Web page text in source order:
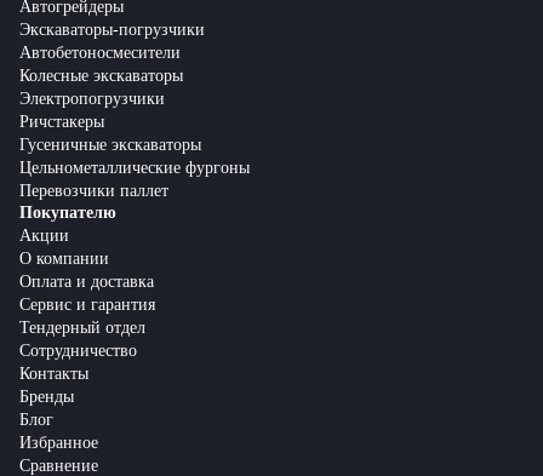
Автогрейдеры
Экскаваторы-погрузчики
Автобетоносмесители
Колесные экскаваторы
Электропогрузчики
Ричстакеры
Гусеничные экскаваторы
Цельнометаллические фургоны
Перевозчики паллет
Покупателю
Акции
О компании
Оплата и доставка
Сервис и гарантия
Тендерный отдел
Сотрудничество
Контакты
Бренды
Блог
Избранное
Сравнение